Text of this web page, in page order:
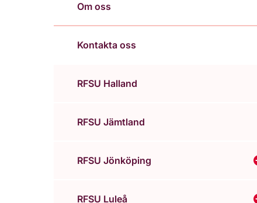
Om oss
Kontakta oss
RFSU Halland
RFSU Jämtland
RFSU Jönköping
RFSU Luleå